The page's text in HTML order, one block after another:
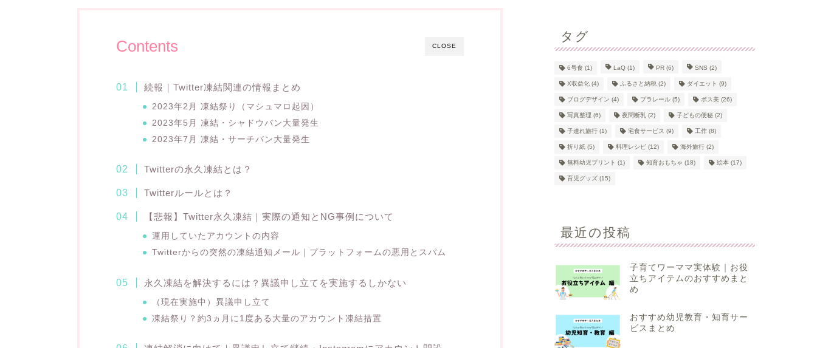
CLOSE
Contents
続報｜Twitter凍結関連の情報まとめ
2023年2月 凍結祭り（マシュマロ起因）
2023年5月 凍結・シャドウバン大量発生
2023年7月 凍結・サーチバン大量発生
Twitterの永久凍結とは？
Twitterルールとは？
【悲報】Twitter永久凍結｜実際の通知とNG事例について
運用していたアカウントの内容
Twitterからの突然の凍結通知メール｜プラットフォームの悪用とスパム
永久凍結を解決するには？異議申し立てを実施するしかない
（現在実施中）異議申し立て
凍結祭り？約3ヵ月に1度ある大量のアカウント凍結措置
タグ
6号食(1) LaQ(1) PR(6) SNS (2)
X収益化(4) ふるさと納税(2) ダイエット (9)
ブログデザイン (4) プラレール(5) ボス美(26)
写真整理 (6) 夜間断乳(2) 子どもの便秘(2)
子連れ旅行(1) 宅食サービス (9) 工作(8)
折り紙(5) 料理レシピ(12) 海外旅行(2)
無料幼児プリント (1) 知育おもちゃ (18) 絵本(17)
育児グッズ (15)
最近の投稿
子育てワーママ実体験｜お役
立ちアイテムのおすすめまと
め
おすすめ幼児教育・知育サー
ビスまとめ